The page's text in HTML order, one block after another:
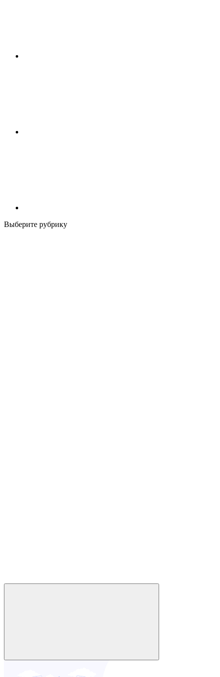
Выберите рубрику